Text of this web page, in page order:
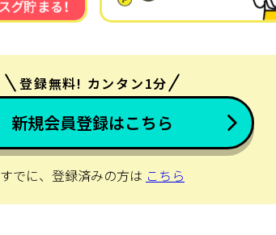
登録無料! カンタン1分
新規会員登録はこちら
すでに、登録済みの方は こちら